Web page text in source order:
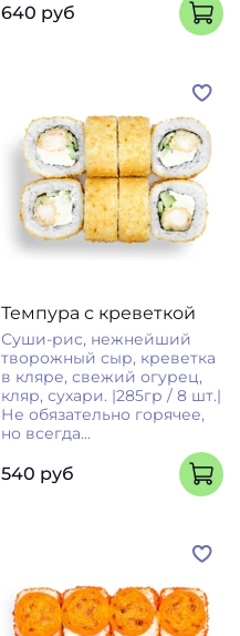
640 руб
Темпура с креветкой
Суши-рис, нежнейший
творожный сыр, креветка
в кляре, свежий огурец,
кляр, сухари. |285гр / 8 шт.|
Не обязательно горячее,
но всегда...
540 руб